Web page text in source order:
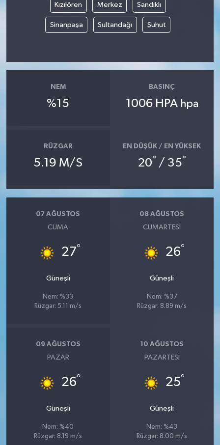
Kızılören Merkez Sandıklı
Sinanpaşa Sultandağı Şuhut
NEM
%15
BASINÇ
1006 HPA hpa
RÜZGAR
5.19 M/S
EN DÜŞÜK / EN YÜKSEK
20° / 35°
07 AĞUSTOS
CUMA
27°
Güneşli
Nem: %33
Rüzgar: 5.11 m/s
08 AĞUSTOS
CUMARTESI
26°
Güneşli
Nem: %37
Rüzgar: 8.89 m/s
09 AĞUSTOS
PAZAR
26°
Güneşli
Nem: %40
Rüzgar: 8.19 m/s
10 AĞUSTOS
PAZARTESI
25°
Güneşli
Nem: %43
Rüzgar: 8.00 m/s